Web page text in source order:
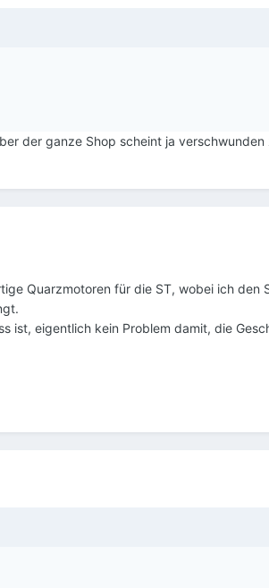
der ganze Shop scheint ja
Quarzmotoren für die ST, wobei ich
ist, eigentlich kein Problem damit, die